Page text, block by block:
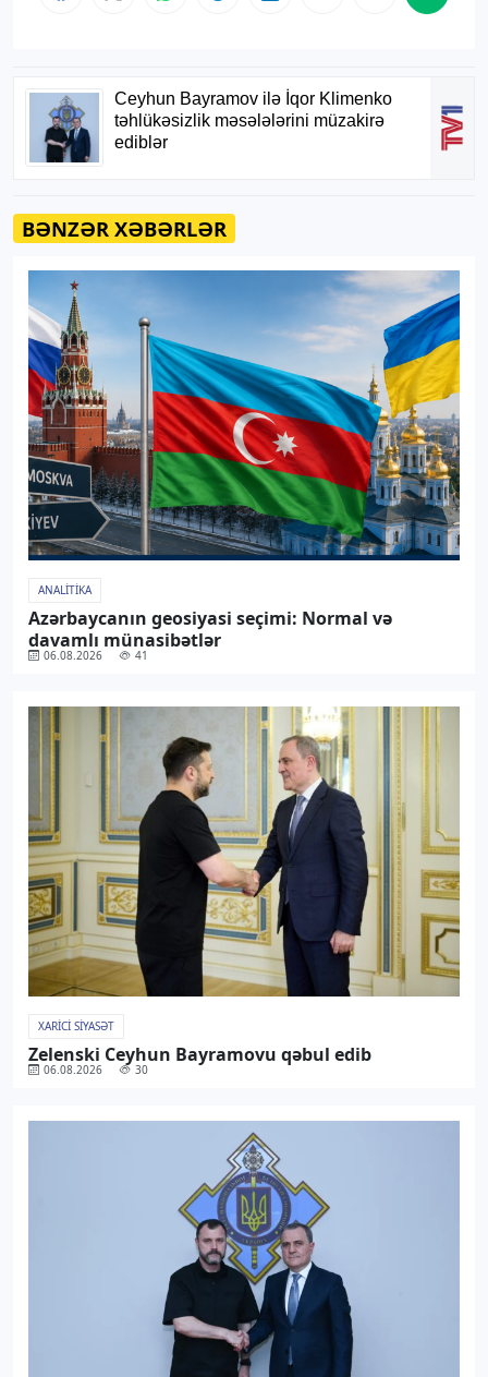
BƏNZƏR XƏBƏRLƏR
ANALITIKA
Azərbaycanın geosiyasi seçimi: Normal və
davamlı münasibətlər
06.08.2026 41
XARICI SIYASƏT
Zelenski Ceyhun Bayramovu qəbul edib
06.08.2026 30